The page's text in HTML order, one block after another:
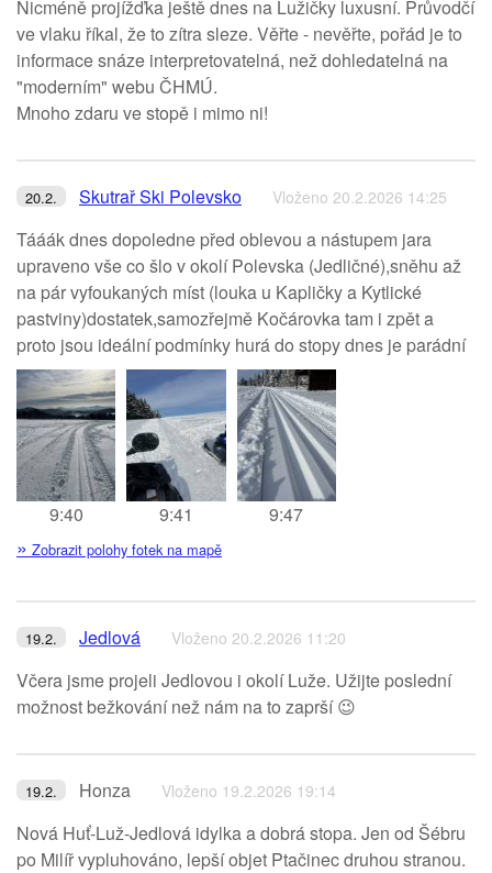
Nicméně projížďka ještě dnes na Lužičky luxusní. Průvodčí
ve vlaku říkal, že to zítra sleze. Věřte - nevěřte, pořád je to
informace snáze interpretovatelná, než dohledatelná na
"moderním" webu ČHMÚ.
Mnoho zdaru ve stopě i mimo ni!
20.2. Skutrař Ski Polevsko Vloženo 20.2.2026 14:25
Tááák dnes dopoledne před oblevou a nástupem jara
upraveno vše co šlo v okolí Polevska (Jedličné),sněhu až
na pár vyfoukaných míst (louka u Kapličky a Kytlické
pastviny)dostatek,samozřejmě Kočárovka tam i zpět a
proto jsou ideální podmínky hurá do stopy dnes je parádní
9:40 9:41 9:47
» Zobrazit polohy fotek na mapě
19.2. Jedlová Vloženo 20.2.2026 11:20
Včera jsme projeli Jedlovou i okolí Luže. Užijte poslední
možnost bežkování než nám na to zaprší 😉
19.2. Honza Vloženo 19.2.2026 19:14
Nová Huť-Luž-Jedlová idylka a dobrá stopa. Jen od Šébru
po Milíř vypluhováno, lepší objet Ptačinec druhou stranou.